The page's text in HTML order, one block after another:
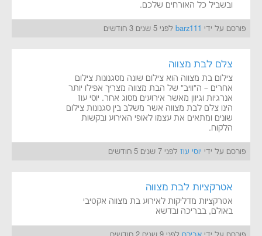
ובשביל כל האורחים שלכם.
פורסם על ידי barz111 לפני 5 שנים 3 חודשים
צלם לבת מצווה
צילום בת מצווה הוא צילום שונה מסגנונות צילום
אחרים – ה"וויב" של הבת מצווה מצריך אפילו יותר
אנרגיות וגיוון מאשר אירועים מסוג אחר. יוסי עוז
הינו צלם לבת מצווה אשר משלב בין סגנונות צילום
שונים ומתאים את עצמו לאופי האירוע ובקשות
הלקוח.
פורסם על ידי יוסי עוז לפני 7 שנים 5 חודשים
אטרקציות לבת מצווה
אטרקציות מדליקות לאירוע בת מצווה אקטיבי
באולם, בבריכה ובדשא